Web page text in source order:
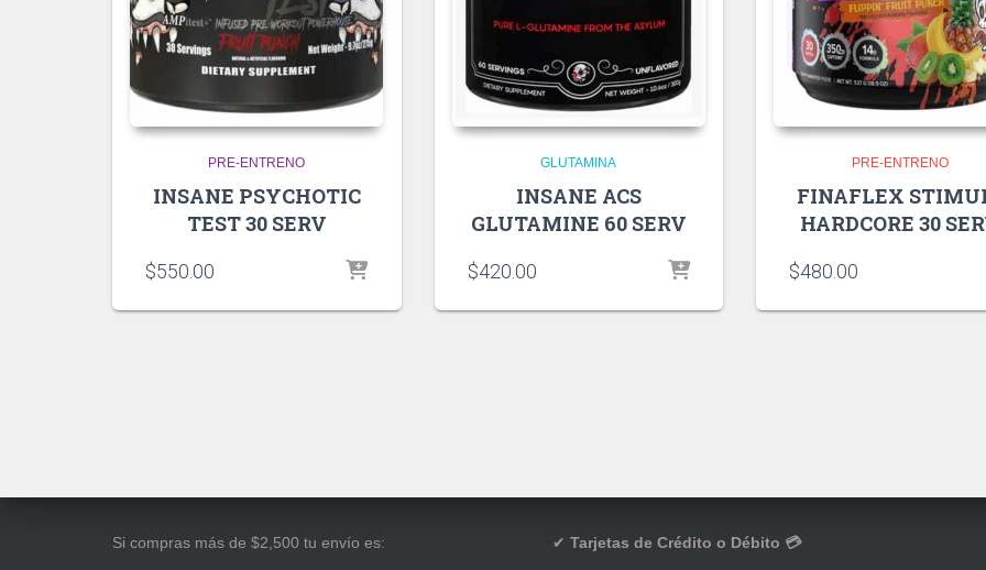
PRE-ENTRENO
INSANE PSYCHOTIC
TEST 30 SERV
$550.00
GLUTAMINA
INSANE ACS
GLUTAMINE 60 SERV
$420.00
PRE-ENTRENO
FINAFLEX
HARDCORE 30
$480.00
Si compras más de $2,500 tu envío es: ✔ Tarjetas de Crédito o Débito 💳